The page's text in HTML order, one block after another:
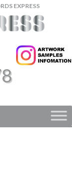
EXPRESS